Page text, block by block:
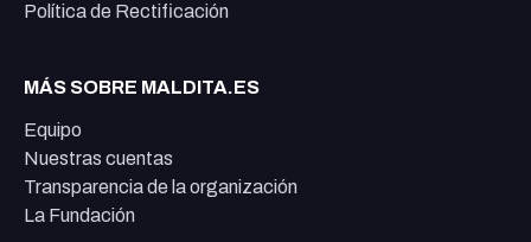
Política de Rectificación
MÁS SOBRE MALDITA.ES
Equipo
Nuestras cuentas
Transparencia de la organización
La Fundación